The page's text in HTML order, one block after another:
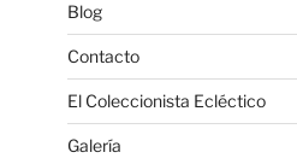
Blog
Contacto
El Coleccionista Ecléctico
Galería